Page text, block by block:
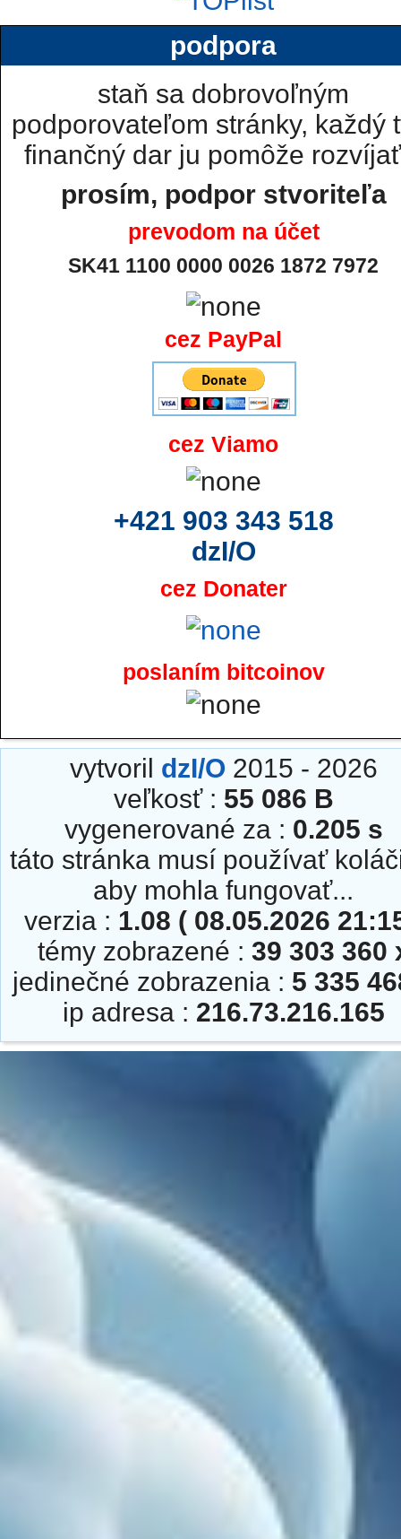
podpora
staň sa dobrovoľným
podporovateľom stránky, každý
finančný dar ju pomôže
prosím, podpor stvoriteľa
prevodom na účet
SK41 1100 0000 0026 1872 7972
cez PayPal
cez Viamo
+421 903 343 518
dzI/O
cez Donater
poslaním bitcoinov
vytvoril dzI/O 2015 - 2026
veľkosť : 55 086 B
vygenerované za : 0.205 s
táto stránka musí používať
aby mohla fungovať...
verzia : 1.08 ( 08.05.2026
témy zobrazené : 39 303 360
jedinečné zobrazenia : 5 335
ip adresa : 216.73.216.165